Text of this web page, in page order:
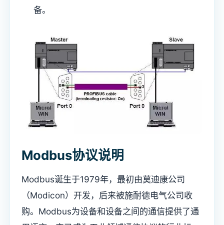
备。
Modbus协议说明
Modbus诞生于1979年，最初由莫迪康公司
（Modicon）开发，后来被施耐德电气公司收
购。Modbus为设备和设备之间的通信提供了通